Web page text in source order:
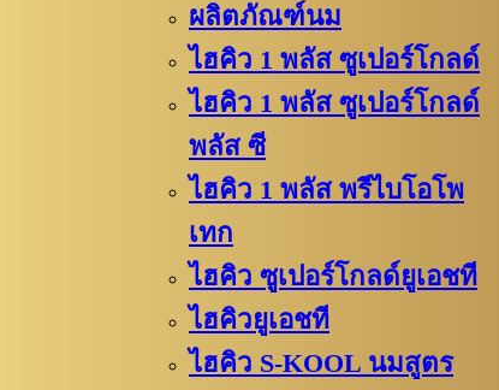
ผลิตภัณฑ์นม
ไฮคิว 1 พลัส ซูเปอร์โกลด์
ไฮคิว 1 พลัส ซูเปอร์โกลด์
พลัส ซี
ไฮคิว​ 1 พลัส พรีไบโอโพ
เทก
ไฮคิว​​ ซูเปอร์โกลด์ยูเอชที
ไฮคิวยูเอชที
ไฮคิว S-KOOL นมสูตร